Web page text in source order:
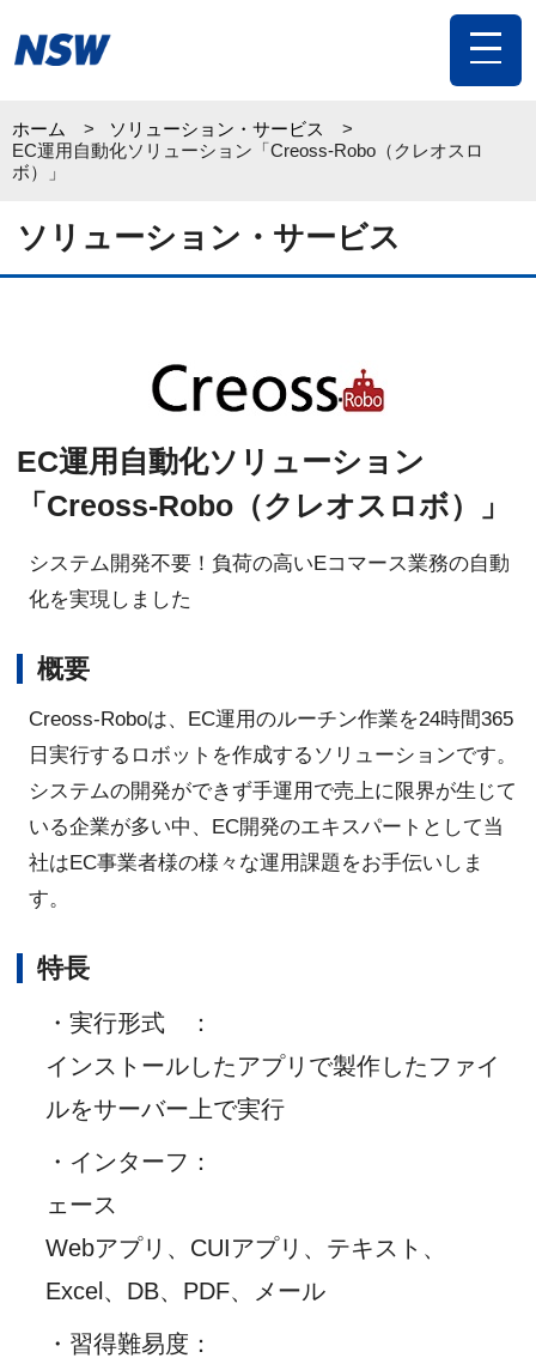
toggle
ホーム
ソリューション・サービス
EC運用自動化ソリューション「Creoss-Robo（クレオスロ
ボ）」
ソリューション・サービス
EC運用自動化ソリューション
「Creoss-Robo（クレオスロボ）」
システム開発不要！負荷の高いEコマース業務の自動
化を実現しました
概要
Creoss-Roboは、EC運用のルーチン作業を24時間365
日実行するロボットを作成するソリューションです。
システムの開発ができず手運用で売上に限界が生じて
いる企業が多い中、EC開発のエキスパートとして当
社はEC事業者様の様々な運用課題をお手伝いしま
す。
特長
・実行形式
：
インストールしたアプリで製作したファイ
ルをサーバー上で実行
・インターフ
ェース
：
Webアプリ、CUIアプリ、テキスト、
Excel、DB、PDF、メール
・習得難易度 ：